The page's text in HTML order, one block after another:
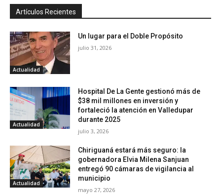
Artículos Recientes
Actualidad
Un lugar para el Doble Propósito
julio 31, 2026
Actualidad
Hospital De La Gente gestionó más de
$38 mil millones en inversión y
fortaleció la atención en Valledupar
durante 2025
julio 3, 2026
Actualidad
Chiriguaná estará más seguro: la
gobernadora Elvia Milena Sanjuan
entregó 90 cámaras de vigilancia al
municipio
mayo 27, 2026